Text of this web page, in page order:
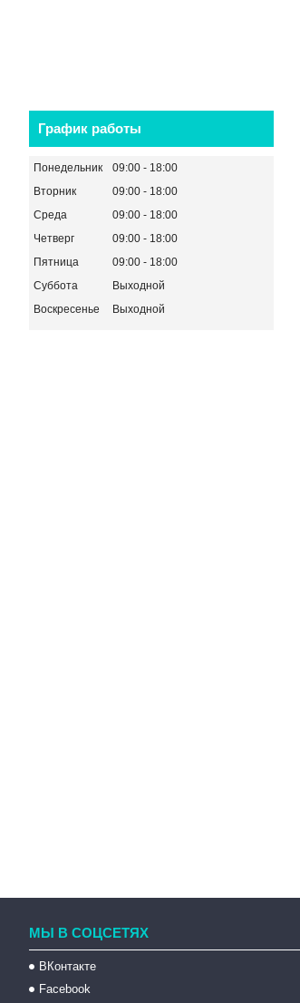
График работы
Понедельник 09:00
18:00
Вторник
09:00
18:00
Среда
09:00
18:00
Четверг
09:00
18:00
Пятница
09:00
18:00
Суббота
Выходной
Воскресенье
Выходной
МЫ В СОЦСЕТЯХ
ВКонтакте
Facebook